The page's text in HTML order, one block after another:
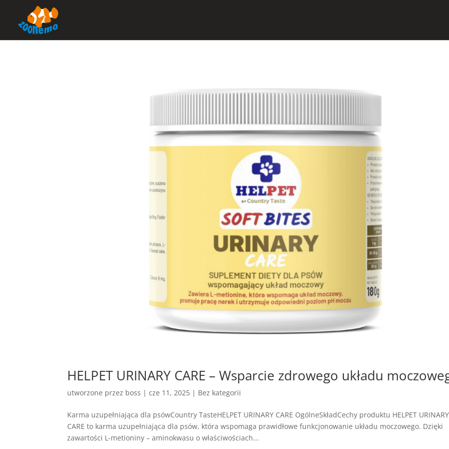
HELPET URINARY CARE – Wsparcie zdrowego układu
utworzone przez boss |cze 11, 2025 | Bez kategorii
Karma uzupełniająca dla psówCountry TasteHELPET URINARY CARE OgólneSkładCechy produktu HELPET URINARY
CARE to karma uzupełniająca dla psów, która wspomaga prawidłowe funkcjonowanie układu moczowego. Dzięki
zawartości L-metioniny – aminokwasu o właściwościach...